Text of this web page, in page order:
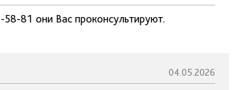
81 они Вас проконсультируют.
04.05.2026